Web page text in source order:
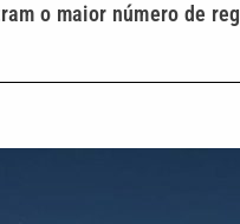
o maior número de